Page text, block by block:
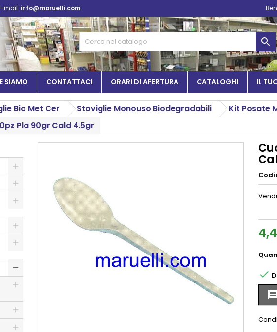
mail: info@maruelli.com

SIAMO CONTATTACI ORARI DI APERTURA CATALOGHI IL
Bio Met Cer Stoviglie Monouso Biodegradabili
Kit Posate
Pla 90gr Cald 4.5gr

message